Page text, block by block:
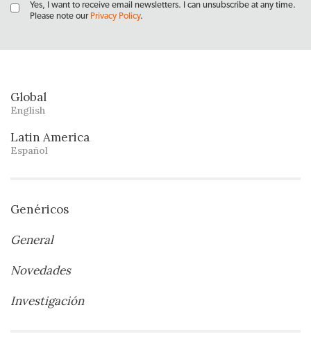
Yes, I want to receive email newsletters. I can unsubscribe at any time.
Please note our Privacy Policy.
Global
English
Latin America
Español
Genéricos
General
Novedades
Investigación